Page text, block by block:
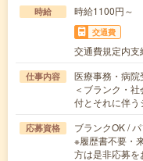
時給 時給1100円～
交通費
交通費規定内支
仕事内容
医療事務・病院
＜ブランク・
付とそれに伴
応募資格
ブランクOK /
※履歴書不要・
方は是非応募